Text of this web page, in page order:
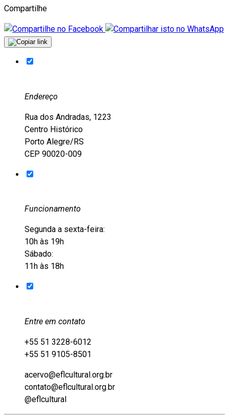
Compartilhe
Endereço
Rua dos Andradas, 1223
Centro Histórico
Porto Alegre/RS
CEP 90020-009
Funcionamento
Segunda a sexta-feira:
10h às 19h
Sábado:
11h às 18h
Entre em contato
+55 51 3228-6012
+55 51 9105-8501
acervo@eflcultural.org.br
contato@eflcultural.org.br
@eflcultural